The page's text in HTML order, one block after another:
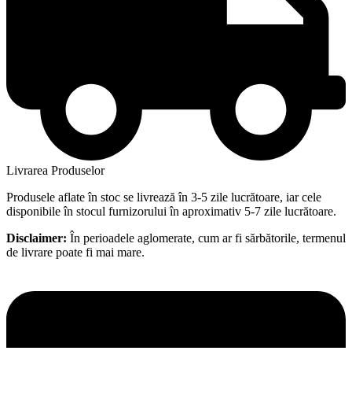
Livrarea Produselor
Produsele aflate în stoc se livrează în 3-5 zile lucrătoare, iar cele
disponibile în stocul furnizorului în aproximativ 5-7 zile lucrătoare.
Disclaimer: În perioadele aglomerate, cum ar fi sărbătorile, termenul
de livrare poate fi mai mare.